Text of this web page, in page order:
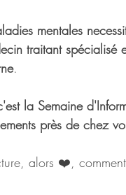
mentales
traitant spécialisé
.
la Semaine
près de chez
alors ❤️,